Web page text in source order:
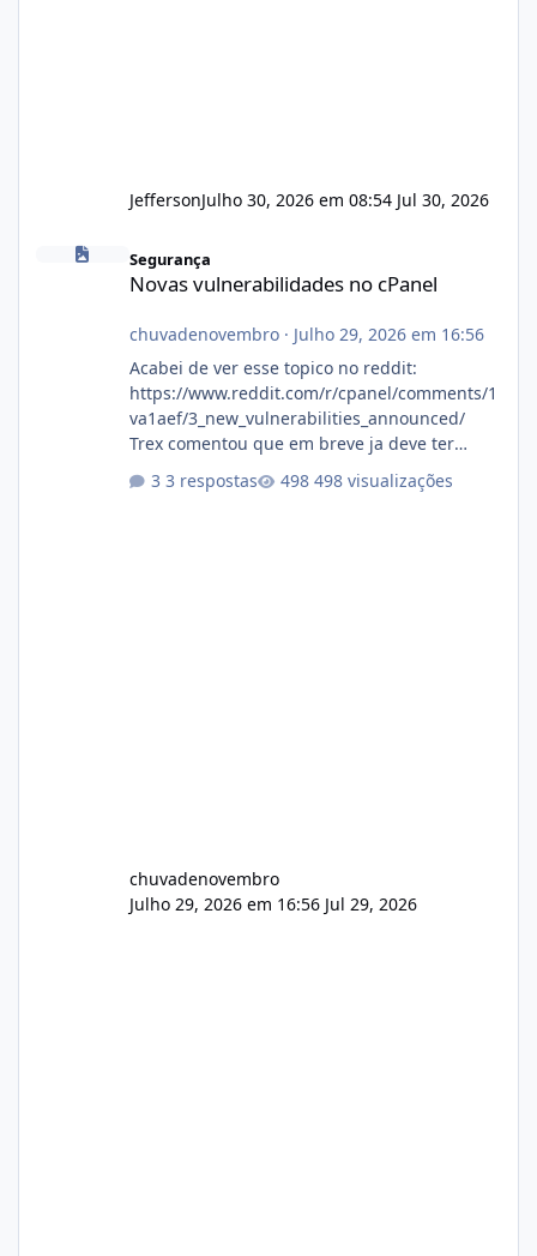
JeffersonJulho 30, 2026 em 08:54 Jul 30, 2026
Segurança
Novas vulnerabilidades no cPanel
chuvadenovembro· Julho 29, 2026 em 16:56
Acabei de ver esse topico no reddit:
https://www.reddit.com/r/cpanel/comments/1
va1aef/3_new_vulnerabilities_announced/
Trex comentou que em breve ja deve ter
3 respostas 498 visualizações
chuvadenovembro
Julho 29, 2026 em 16:56 Jul 29, 2026